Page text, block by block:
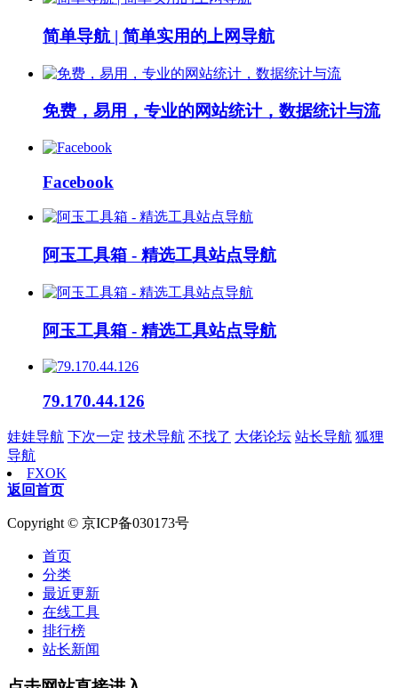
简单导航 | 简单实用的上网导航
免费，易用，专业的网站统计，数据统计与流
Facebook
阿玉工具箱 - 精选工具站点导航
阿玉工具箱 - 精选工具站点导航
79.170.44.126
娃娃导航 下次一定 技术导航 不找了 大佬论坛 站长导航 狐狸
导航
FXOK
返回首页
Copyright © 京ICP备030173号
首页
分类
最近更新
在线工具
排行榜
站长新闻